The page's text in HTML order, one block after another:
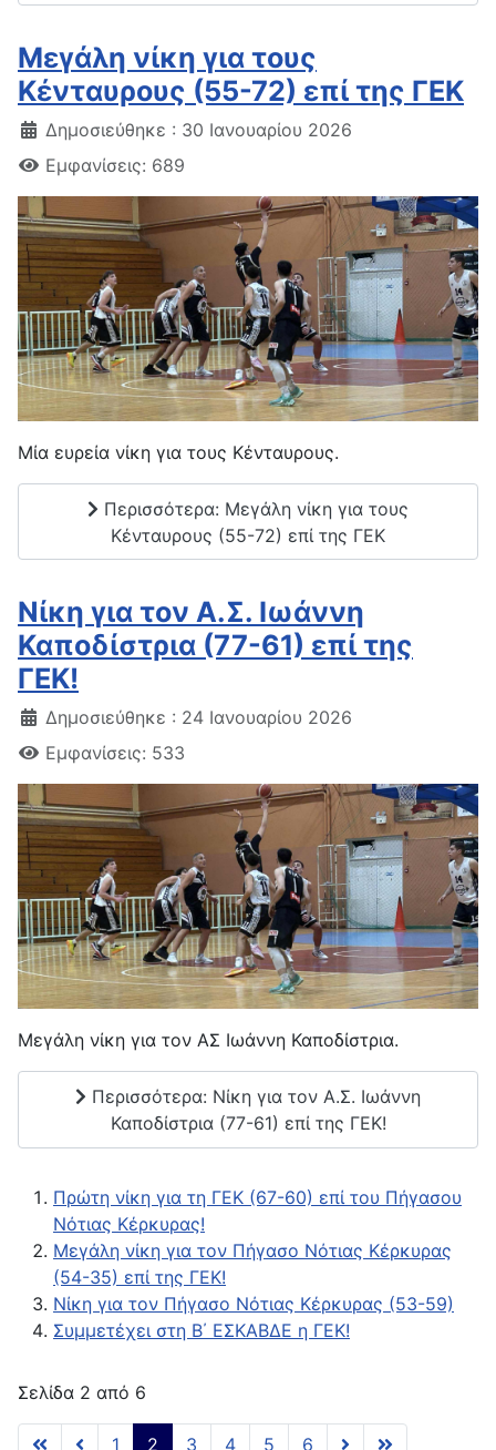
Μεγάλη νίκη για τους
Κένταυρους (55-72) επί της ΓΕΚ
Δημοσιεύθηκε : 30 Ιανουαρίου 2026
Εμφανίσεις: 689
Μία ευρεία νίκη για τους Κένταυρους.
Περισσότερα: Μεγάλη νίκη για τους
Κένταυρους (55-72) επί της ΓΕΚ
Νίκη για τον Α.Σ. Ιωάννη
Καποδίστρια (77-61) επί της
ΓΕΚ!
Δημοσιεύθηκε : 24 Ιανουαρίου 2026
Εμφανίσεις: 533
Μεγάλη νίκη για τον ΑΣ Ιωάννη Καποδίστρια.
Περισσότερα: Νίκη για τον Α.Σ. Ιωάννη
Καποδίστρια (77-61) επί της ΓΕΚ!
Πρώτη νίκη για τη ΓΕΚ (67-60) επί του Πήγασου
Νότιας Κέρκυρας!
Μεγάλη νίκη για τον Πήγασο Νότιας Κέρκυρας
(54-35) επί της ΓΕΚ!
Νίκη για τον Πήγασο Νότιας Κέρκυρας (53-59)
Συμμετέχει στη Β΄ ΕΣΚΑΒΔΕ η ΓΕΚ!
Σελίδα 2 από 6
1 2 3 4 5 6